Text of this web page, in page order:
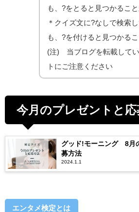
も、?をとると見つかること
＊クイズ文に?なしで検索
も、?を付けると見つかる
(注) 当ブログを転載して
トにご注意ください
今月のプレゼントと応
グッド!モーニング 8月
募方法
2024.1.1
エンタメ検定とは